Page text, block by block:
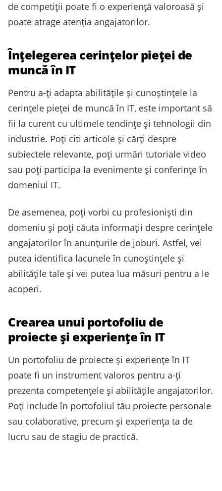
de competiții poate fi o experiență valoroasă și
poate atrage atenția angajatorilor.
Înțelegerea cerințelor pieței de
muncă în IT
Pentru a-ți adapta abilitățile și cunoștințele la
cerințele pieței de muncă în IT, este important să
fii la curent cu ultimele tendințe și tehnologii din
industrie. Poți citi articole și cărți despre
subiectele relevante, poți urmări tutoriale video
sau poți participa la evenimente și conferințe în
domeniul IT.
De asemenea, poți vorbi cu profesioniști din
domeniu și poți căuta informații despre cerințele
angajatorilor în anunțurile de joburi. Astfel, vei
putea identifica lacunele în cunoștințele și
abilitățile tale și vei putea lua măsuri pentru a le
acoperi.
Crearea unui portofoliu de
proiecte și experiențe în IT
Un portofoliu de proiecte și experiențe în IT
poate fi un instrument valoros pentru a-ți
prezenta competențele și abilitățile angajatorilor.
Poți include în portofoliul tău proiecte personale
sau colaborative, precum și experiența ta de
lucru sau de stagiu de practică.